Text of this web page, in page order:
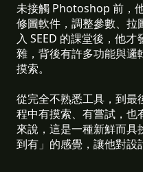
未接觸 Photoshop 前，
修圖軟件，調整參數、拉
入 SEED 的課堂後，他
雜，背後有許多功能與邏
摸索。
從完全不熟悉工具，到最
程中有摸索、有嘗試，也
來說，這是一種新鮮而具
到有」的感覺，讓他對設